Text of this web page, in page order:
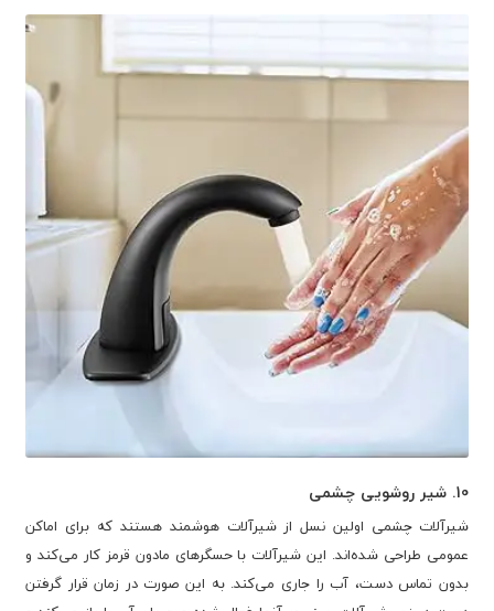
10. شیر روشویی چشمی
شیرآلات چشمی اولین نسل از شیرآلات هوشمند هستند که برای اماکن
عمومی طراحی شده‌اند. این شیرآلات با حسگرهای مادون قرمز کار می‌کند و
بدون تماس دست، آب را جاری می‌کند. به این صورت در زمان قرار گرفتن